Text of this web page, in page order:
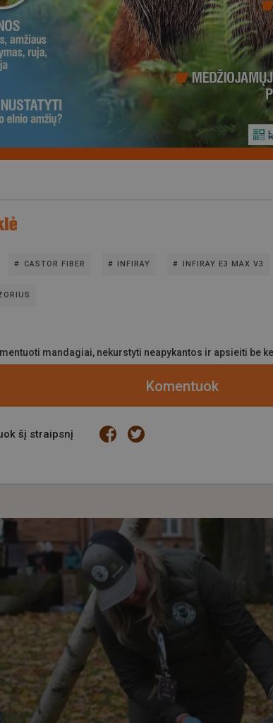
CASTOR FIBER INFIRAY INFIRAY E3 MAX V3
mandagiai, nekurstyti neapykantos ir apsieiti be
Komentuok
šį straipsnį